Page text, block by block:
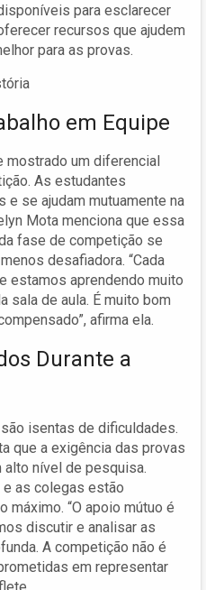
para esclarecer
recursos que ajudem
para as provas.
em Equipe
mostrado um diferencial
As estudantes
e se ajudam mutuamente na
Mota menciona que essa
fase de competição se
desafiadora. “Cada
estamos aprendendo muito
sala de aula. É muito bom
afirma ela.
Durante a
isentas de dificuldades.
que a exigência das provas
nível de pesquisa.
as colegas estão
máximo. “O apoio mútuo é
discutir e analisar as
A competição não é
em representar